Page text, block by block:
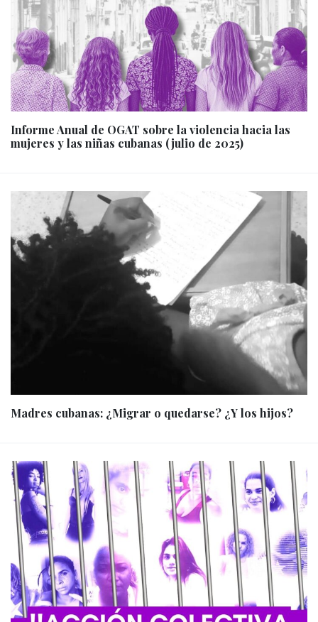
Informe Anual de OGAT sobre la violencia hacia las
mujeres y las niñas cubanas (julio de 2025)
Madres cubanas: ¿Migrar o quedarse? ¿Y los hijos?